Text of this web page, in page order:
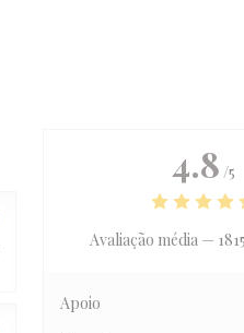
4.8 /5
Avaliação média —
Apoio